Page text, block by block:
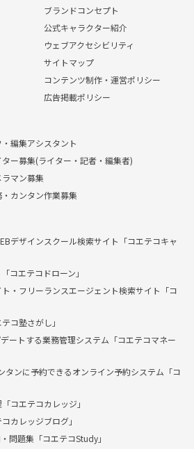
ブランドコンセプト
公式キャラクター紹介
ウェブアクセシビリティ
サイトマップ
コンテンツ制作・運営ポリシー
広告掲載ポリシー
・編集アシスタント
ター募集(ライター・記者・編集者)
ラマン募集
・カンタン作業募集
デザインスクール検索サイト「コエテコキャ
コエテコドローン」
・フリーランスエージェント検索サイト「コ
コ塾さがし」
ートする業務管理システム「コエテコマネー
タンに予約できるオンライン予約システム「コ
コエテコカレッジ」
カレッジブログ」
問題集「コエテコStudy」